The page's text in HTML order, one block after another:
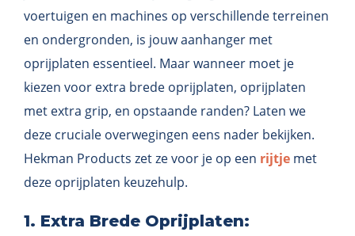
voertuigen en machines op verschillende terreinen
en ondergronden, is jouw aanhanger met
oprijplaten essentieel. Maar wanneer moet je
kiezen voor extra brede oprijplaten, oprijplaten
met extra grip, en opstaande randen? Laten we
deze cruciale overwegingen eens nader bekijken.
Hekman Products zet ze voor je op een rijtje met
deze oprijplaten keuzehulp.
1. Extra Brede Oprijplaten: